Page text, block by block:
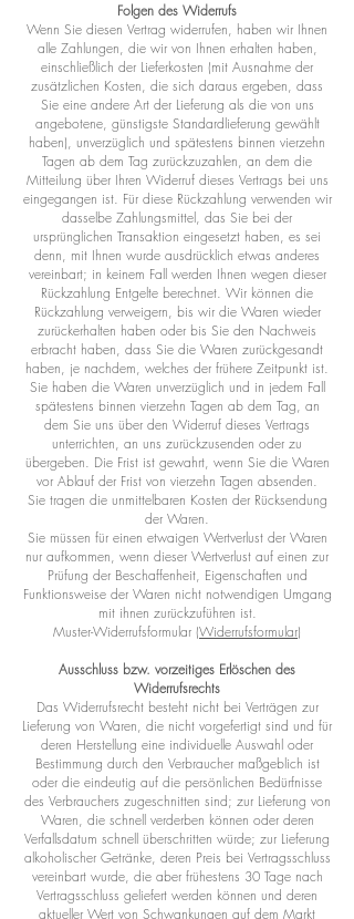
Folgen des Widerrufs
Wenn Sie diesen Vertrag widerrufen, haben wir Ihnen
alle Zahlungen, die wir von Ihnen erhalten haben,
einschließlich der Lieferkosten (mit Ausnahme der
zusätzlichen Kosten, die sich daraus ergeben, dass
Sie eine andere Art der Lieferung als die von uns
angebotene, günstigste Standardlieferung gewählt
haben), unverzüglich und spätestens binnen vierzehn
Tagen ab dem Tag zurückzuzahlen, an dem die
Mitteilung über Ihren Widerruf dieses Vertrags bei uns
eingegangen ist. Für diese Rückzahlung verwenden wir
dasselbe Zahlungsmittel, das Sie bei der
ursprünglichen Transaktion eingesetzt haben, es sei
denn, mit Ihnen wurde ausdrücklich etwas anderes
vereinbart; in keinem Fall werden Ihnen wegen dieser
Rückzahlung Entgelte berechnet. Wir können die
Rückzahlung verweigern, bis wir die Waren wieder
zurückerhalten haben oder bis Sie den Nachweis
erbracht haben, dass Sie die Waren zurückgesandt
haben, je nachdem, welches der frühere Zeitpunkt ist.
Sie haben die Waren unverzüglich und in jedem Fall
spätestens binnen vierzehn Tagen ab dem Tag, an
dem Sie uns über den Widerruf dieses Vertrags
unterrichten, an uns zurückzusenden oder zu
übergeben. Die Frist ist gewahrt, wenn Sie die Waren
vor Ablauf der Frist von vierzehn Tagen absenden.
Sie tragen die unmittelbaren Kosten der Rücksendung
der Waren.
Sie müssen für einen etwaigen Wertverlust der Waren
nur aufkommen, wenn dieser Wertverlust auf einen zur
Prüfung der Beschaffenheit, Eigenschaften und
Funktionsweise der Waren nicht notwendigen Umgang
mit ihnen zurückzuführen ist.
Muster-Widerrufsformular (Widerrufsformular)
Ausschluss bzw. vorzeitiges Erlöschen des
Widerrufsrechts
Das Widerrufsrecht besteht nicht bei Verträgen zur
Lieferung von Waren, die nicht vorgefertigt sind und für
deren Herstellung eine individuelle Auswahl oder
Bestimmung durch den Verbraucher maßgeblich ist
oder die eindeutig auf die persönlichen Bedürfnisse
des Verbrauchers zugeschnitten sind; zur Lieferung von
Waren, die schnell verderben können oder deren
Verfallsdatum schnell überschritten würde; zur Lieferung
alkoholischer Getränke, deren Preis bei Vertragsschluss
vereinbart wurde, die aber frühestens 30 Tage nach
Vertragsschluss geliefert werden können und deren
aktueller Wert von Schwankungen auf dem Markt